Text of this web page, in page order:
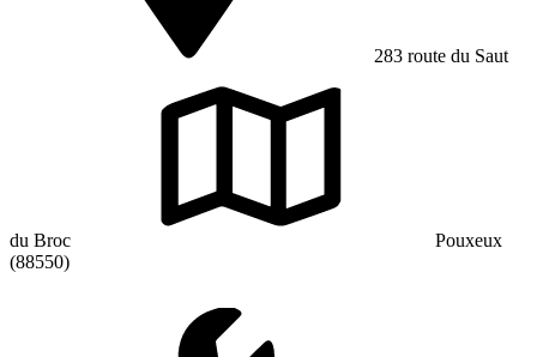
283 route du Saut
du Broc
Pouxeux
(88550)